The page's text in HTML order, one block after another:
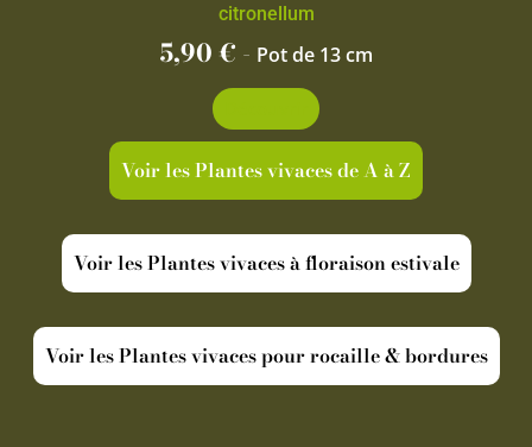
citronellum
5,90€ - Pot de 13 cm
Voir les Plantes vivaces de A à Z
Voir les Plantes vivaces à floraison estivale
Voir les Plantes vivaces pour rocaille & bordures